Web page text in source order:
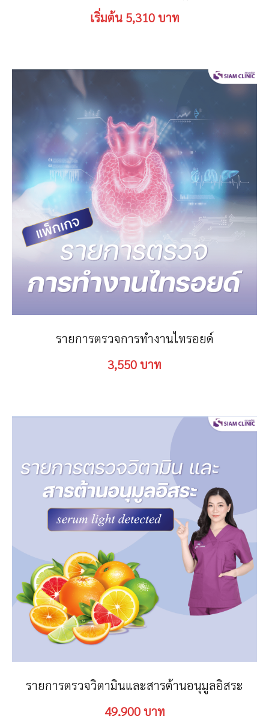
เริ่มต้น 5,310 บาท
รายการตรวจการทำงานไทรอยด์
3,550 บาท
รายการตรวจวิตามินและสารต้านอนุมูลอิสระ
49,900 บาท